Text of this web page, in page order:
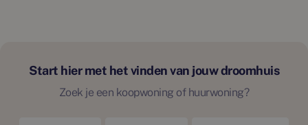
Start hier met het vinden van jouw droomhuis
Zoek je een koopwoning of huurwoning?